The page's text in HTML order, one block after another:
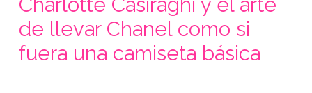
de llevar Chanel como si
fuera una camiseta básica